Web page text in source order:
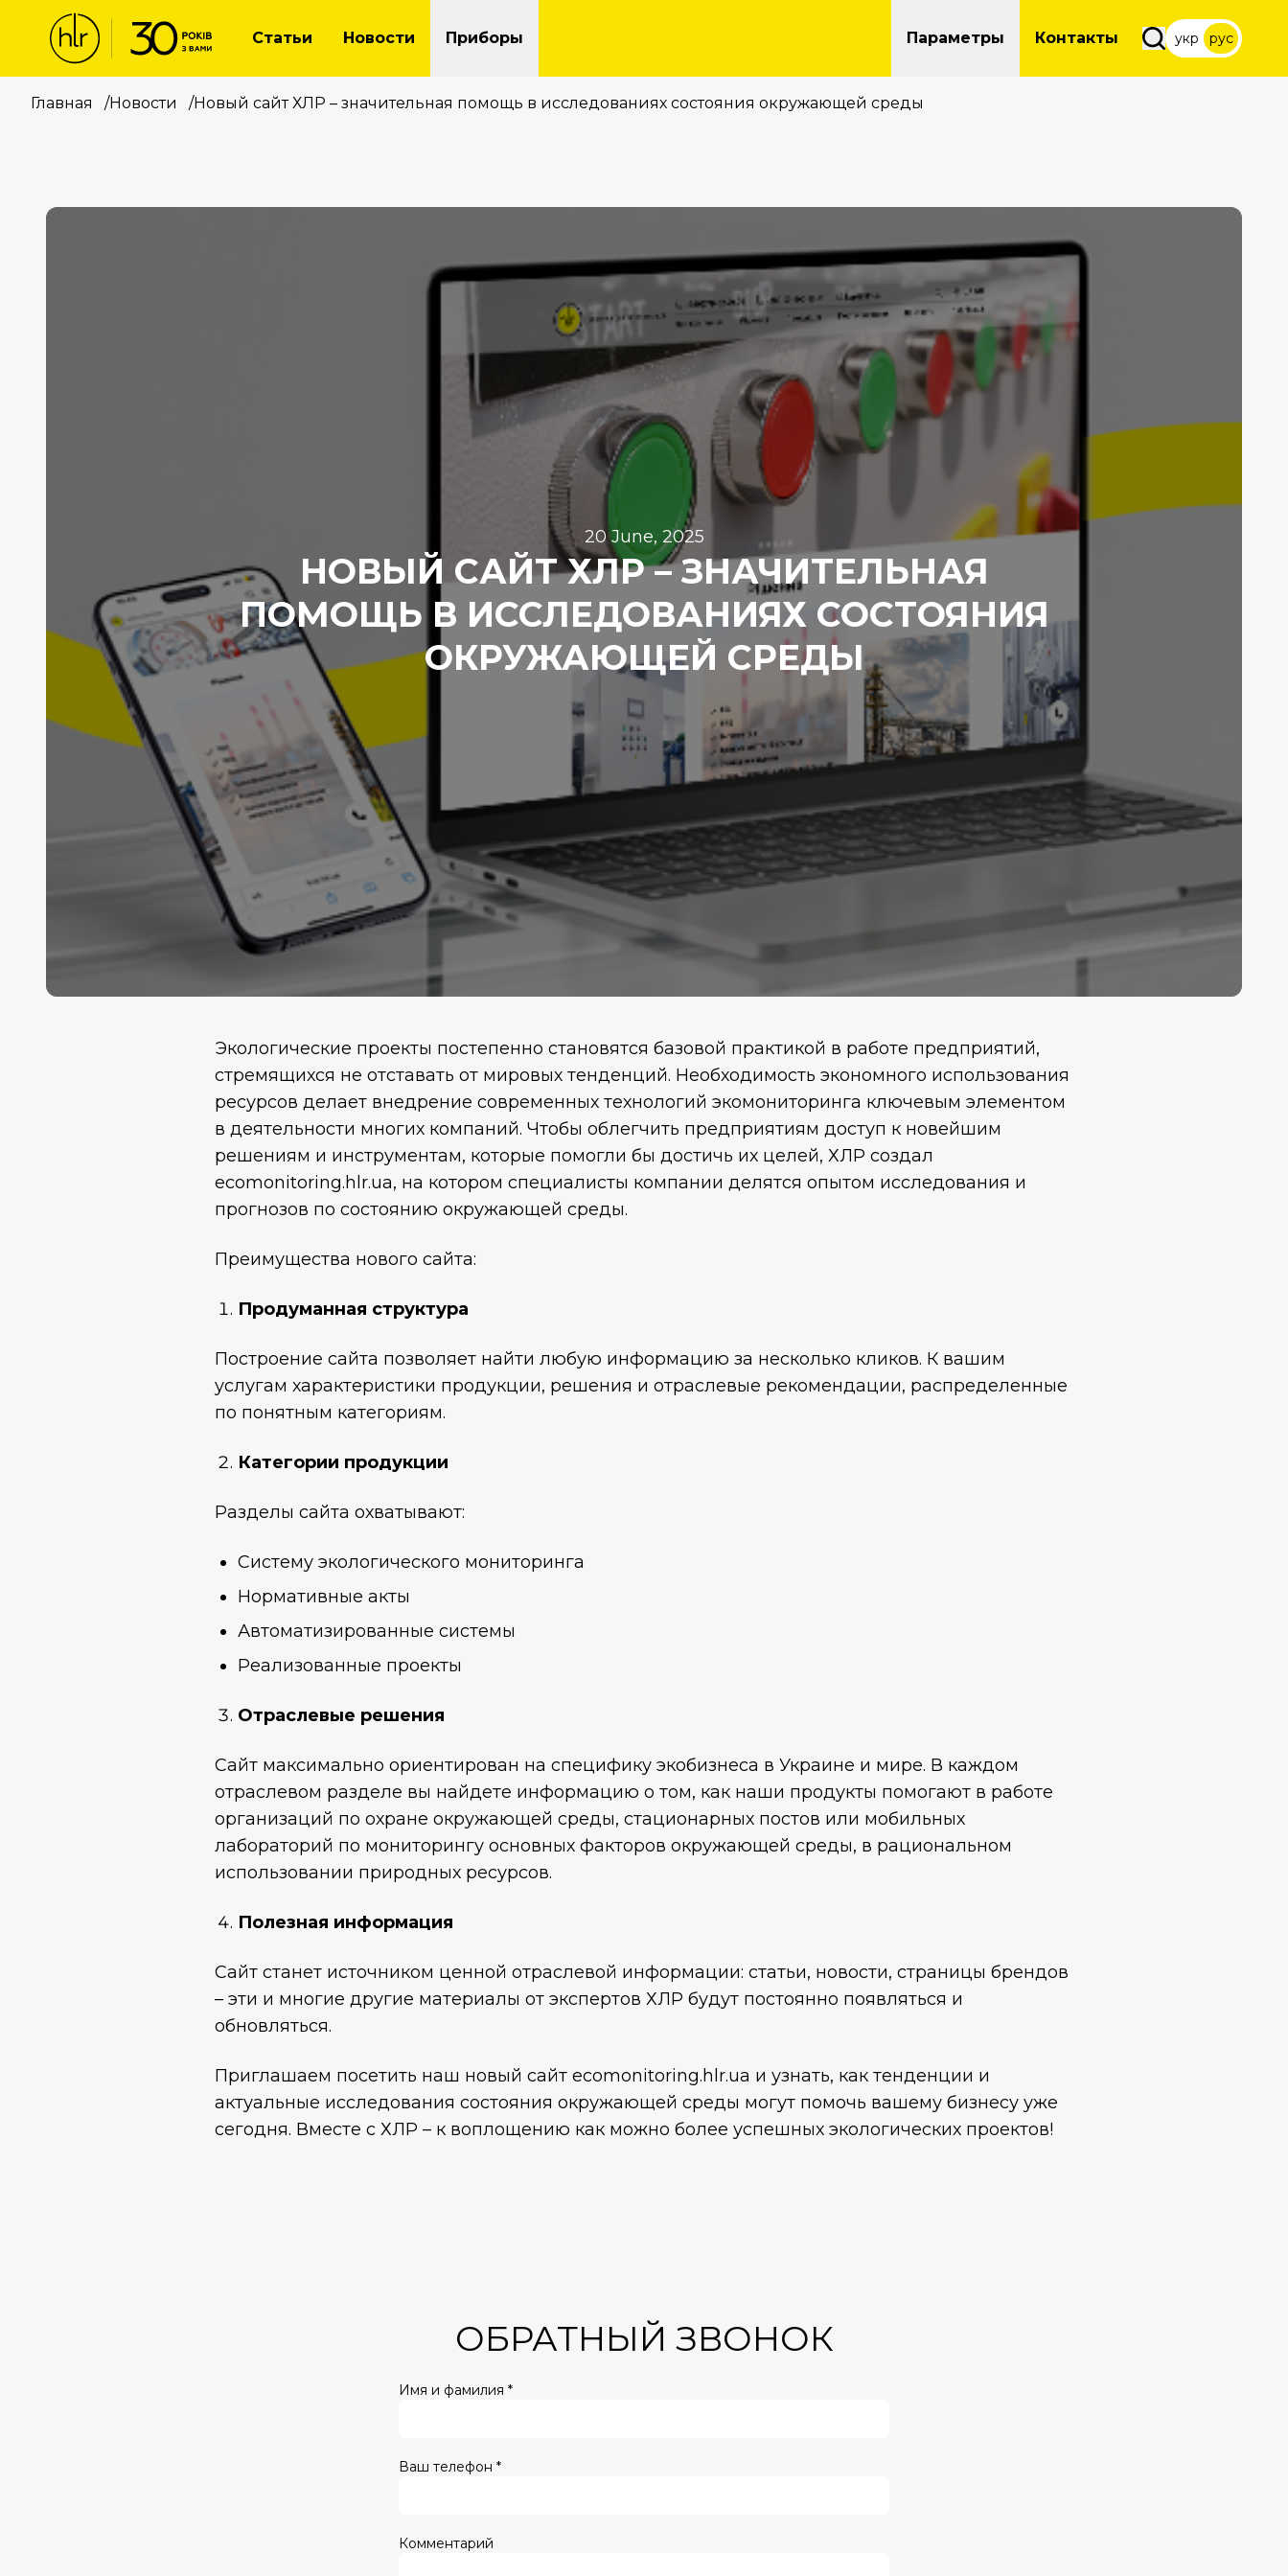
Статьи Новости Приборы Параметры Контакты укр рус
Главная /Новости /Новый сайт ХЛР – значительная помощь в исследованиях состояния окружающей среды
20 June, 2025
НОВЫЙ САЙТ ХЛР – ЗНАЧИТЕЛЬНАЯ
ПОМОЩЬ В ИССЛЕДОВАНИЯХ СОСТОЯНИЯ
ОКРУЖАЮЩЕЙ СРЕДЫ
Экологические проекты постепенно становятся базовой практикой в ​​работе предприятий,
стремящихся не отставать от мировых тенденций. Необходимость экономного использования
ресурсов делает внедрение современных технологий экомониторинга ключевым элементом
в деятельности многих компаний. Чтобы облегчить предприятиям доступ к новейшим
решениям и инструментам, которые помогли бы достичь их целей, ХЛР создал
ecomonitoring.hlr.ua, на котором специалисты компании делятся опытом исследования и
прогнозов по состоянию окружающей среды.
Преимущества нового сайта:
Продуманная структура
Построение сайта позволяет найти любую информацию за несколько кликов. К вашим
услугам характеристики продукции, решения и отраслевые рекомендации, распределенные
по понятным категориям.
Категории продукции
Разделы сайта охватывают:
Систему экологического мониторинга
Нормативные акты
Автоматизированные системы
Реализованные проекты
Отраслевые решения
Сайт максимально ориентирован на специфику экобизнеса в Украине и мире. В каждом
отраслевом разделе вы найдете информацию о том, как наши продукты помогают в работе
организаций по охране окружающей среды, стационарных постов или мобильных
лабораторий по мониторингу основных факторов окружающей среды, в рациональном
использовании природных ресурсов.
Полезная информация
Сайт станет источником ценной отраслевой информации: статьи, новости, страницы брендов
– эти и многие другие материалы от экспертов ХЛР будут постоянно появляться и
обновляться.
Приглашаем посетить наш новый сайт ecomonitoring.hlr.ua и узнать, как тенденции и
актуальные исследования состояния окружающей среды могут помочь вашему бизнесу уже
сегодня. Вместе с ХЛР – к воплощению как можно более успешных экологических проектов!
ОБРАТНЫЙ ЗВОНОК
Имя и фамилия *
Ваш телефон *
Комментарий